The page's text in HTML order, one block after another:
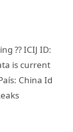
?? ICIJ ID:
is current
China Id